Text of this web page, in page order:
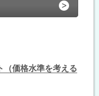
（価格水準を考える